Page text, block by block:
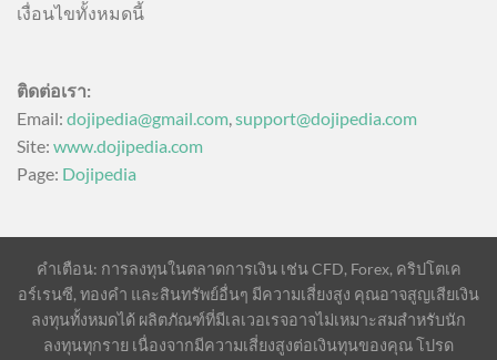
เงื่อนไขทั้งหมดนี้
ติดต่อเรา:
Email: dojipedia@gmail.com,support@dojipedia.com
Site: www.dojipedia.com
Page: Dojipedia
คำเตือน: การลงทุนในตลาดการเงิน เช่น CFD, Forex, คริปโตเค
อร์เรนซี, ทองคำ และสินทรัพย์อื่นๆ มีความเสี่ยงสูง คุณอาจสูญเสียเงิน
ลงทุนทั้งหมดได้ ผลิตภัณฑ์ที่มีเลเวอเรจอาจไม่เหมาะสมสำหรับนัก
ลงทุนทุกราย เนื่องจากมีความเสี่ยงสูงต่อเงินทุนของคุณ โปรด